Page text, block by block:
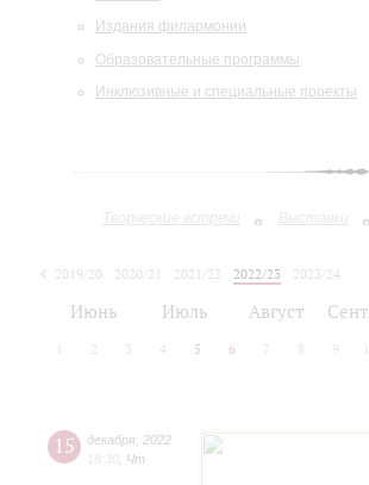
Издания филармонии
Образовательные программы
Инклюзивные и специальные проекты
Творческие встречи Выставки
2019/20 2020/21 2021/22 2022/23
2023/24
Июнь Июль Август
2 3 4 5 6 7 8 9
15 декабря 2022
18:30 Чт